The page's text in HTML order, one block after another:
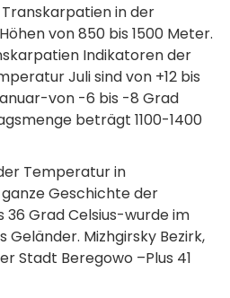
in der
von 850 bis 1500 Meter.
Indikatoren der
Juli sind von +12 bis
von -6 bis -8 Grad
beträgt 1100-1400
Temperatur in
Geschichte der
Grad Celsius-wurde im
Mizhgirsky Bezirk,
Stadt Beregowo –Plus 41